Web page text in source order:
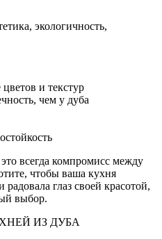
экологичность,
и текстур
чем у дуба
всегда компромисс между
чтобы ваша кухня
глаз своей красотой,
выбор.
ИЗ ДУБА